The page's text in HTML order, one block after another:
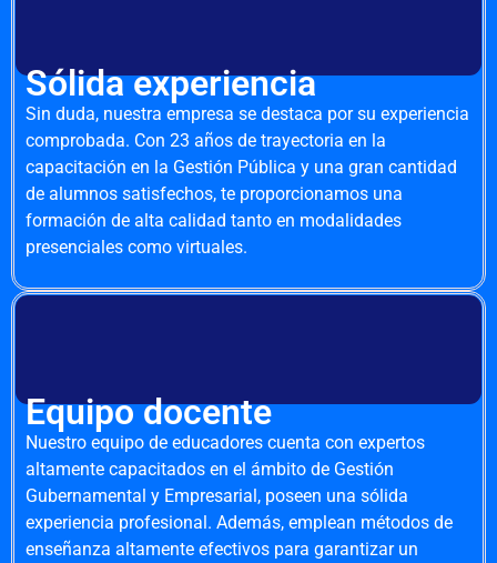
Sólida experiencia
Sin duda, nuestra empresa se destaca por su experiencia
comprobada. Con 23 años de trayectoria en la
capacitación en la Gestión Pública y una gran cantidad
de alumnos satisfechos, te proporcionamos una
formación de alta calidad tanto en modalidades
presenciales como virtuales.
Equipo docente
Nuestro equipo de educadores cuenta con expertos
altamente capacitados en el ámbito de Gestión
Gubernamental y Empresarial, poseen una sólida
experiencia profesional. Además, emplean métodos de
enseñanza altamente efectivos para garantizar un